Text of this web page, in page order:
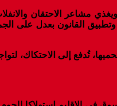
ويغذي مشاعر الاحتقان
وتطبيق القانون بعدل على
تُدفع إلى الاحتكاك،